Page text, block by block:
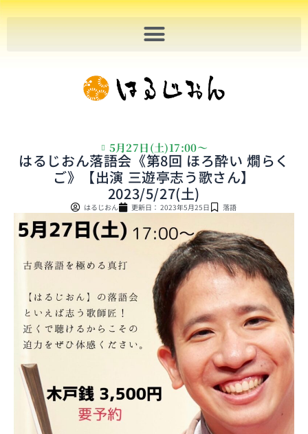
内
容
5月27日(土)17:00〜
はるじおん落語会《第8回 ほろ酔い 燗らく
ご》【出演 三遊亭志う歌さん】
2023/5/27(土)
はるじおん 更新日： 2023年5月25日 落語